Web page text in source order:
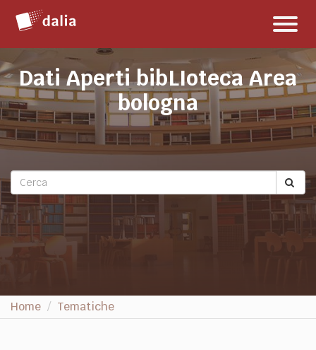
contenuto
Dati Aperti bibLIoteca Area
bologna
Home Tematiche